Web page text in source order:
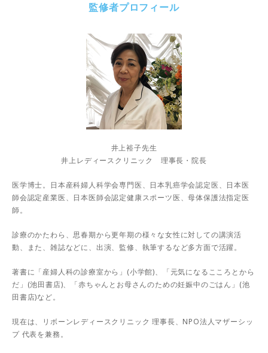
監修者プロフィール
井上裕子先生
井上レディースクリニック 理事長・院長
医学博士。日本産科婦人科学会専門医、日本乳癌学会認定医、日本医
師会認定産業医、日本医師会認定健康スポーツ医、母体保護法指定医
師。
診療のかたわら、思春期から更年期の様々な女性に対しての講演活
動、また、雑誌などに、出演、監修、執筆するなど多方面で活躍。
著書に「産婦人科の診療室から」(小学館)、「元気になるこころとから
だ」(池田書店)、「赤ちゃんとお母さんのための妊娠中のごはん」(池
田書店)など。
現在は、リボーンレディースクリニック 理事長、NPO法人マザーシッ
プ 代表を兼務。